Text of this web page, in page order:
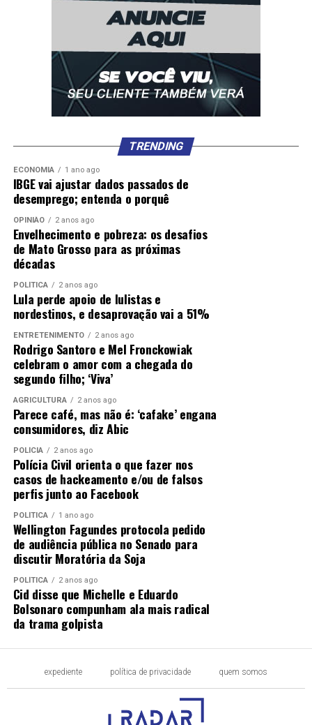
TRENDING
ECONOMIA 1 ano ago
IBGE vai ajustar dados passados de
desemprego; entenda o porquê
OPINIÃO 2 anos ago
Envelhecimento e pobreza: os desafios
de Mato Grosso para as próximas
décadas
POLÍTICA 2 anos ago
Lula perde apoio de lulistas e
nordestinos, e desaprovação vai a 51%
ENTRETENIMENTO 2 anos ago
Rodrigo Santoro e Mel Fronckowiak
celebram o amor com a chegada do
segundo filho; ‘Viva’
AGRICULTURA 2 anos ago
Parece café, mas não é: ‘cafake’ engana
consumidores, diz Abic
POLÍCIA 2 anos ago
Polícia Civil orienta o que fazer nos
casos de hackeamento e/ou de falsos
perfis junto ao Facebook
POLÍTICA 1 ano ago
Wellington Fagundes protocola pedido
de audiência pública no Senado para
discutir Moratória da Soja
POLÍTICA 2 anos ago
Cid disse que Michelle e Eduardo
Bolsonaro compunham ala mais radical
da trama golpista
expediente política de privacidade quem somos